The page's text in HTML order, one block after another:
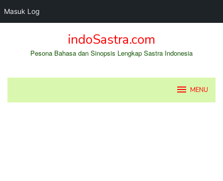
Masuk Log
indoSastra.com
Pesona Bahasa dan Sinopsis Lengkap Sastra Indonesia
MENU